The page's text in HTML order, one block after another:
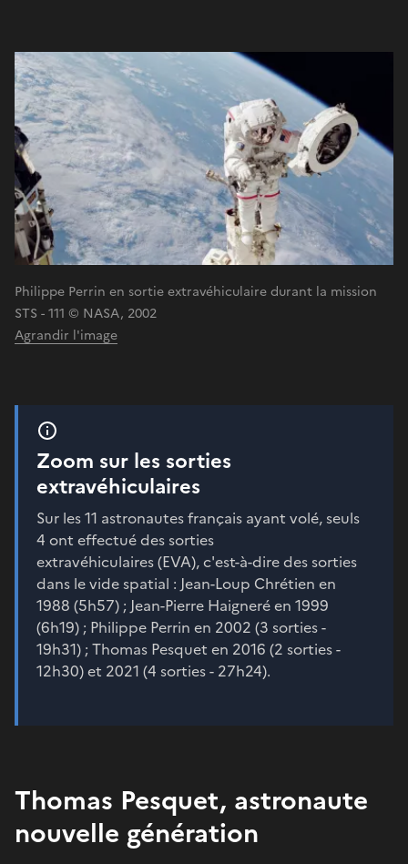
Philippe Perrin en sortie extravéhiculaire durant la mission
STS - 111 © NASA, 2002
Agrandir l'image
Zoom sur les sorties
extravéhiculaires
Sur les 11 astronautes français ayant volé, seuls
4 ont effectué des sorties
extravéhiculaires (EVA), c'est-à-dire des sorties
dans le vide spatial : Jean-Loup Chrétien en
1988 (5h57) ; Jean-Pierre Haigneré en 1999
(6h19) ; Philippe Perrin en 2002 (3 sorties -
19h31) ; Thomas Pesquet en 2016 (2 sorties -
12h30) et 2021 (4 sorties - 27h24).
Thomas Pesquet, astronaute
nouvelle génération